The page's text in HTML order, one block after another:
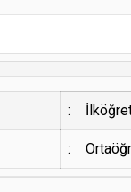
:
: